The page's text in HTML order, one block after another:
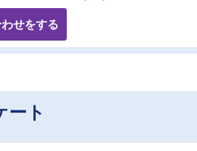
せをする
ート